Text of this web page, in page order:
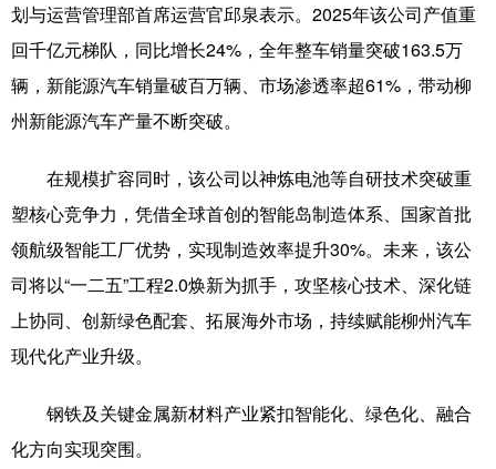
Deutsch Português
划与运营管理部首席运营官邱泉表示。2025年该公司产值重
回千亿元梯队，同比增长24%，全年整车销量突破163.5万
辆，新能源汽车销量破百万辆、市场渗透率超61%，带动柳
州新能源汽车产量不断突破。
在规模扩容同时，该公司以神炼电池等自研技术突破重
塑核心竞争力，凭借全球首创的智能岛制造体系、国家首批
领航级智能工厂优势，实现制造效率提升30%。未来，该公
司将以“一二五”工程2.0焕新为抓手，攻坚核心技术、深化链
上协同、创新绿色配套、拓展海外市场，持续赋能柳州汽车
现代化产业升级。
钢铁及关键金属新材料产业紧扣智能化、绿色化、融合
化方向实现突围。